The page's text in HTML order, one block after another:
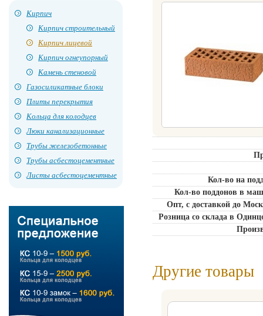
Кирпич
Кирпич строительный
Кирпич лицевой
Кирпич огнеупорный
Камень стеновой
Газосиликатные блоки
Плиты перекрытия
Кольца для колодцев
Люки канализационные
Трубы железобетонные
Трубы асбестоцементные
Листы асбестоцементные
Кол-во на
Кол-во поддонов в
Опт, с доставкой до
Розница со склада в
Другие товары